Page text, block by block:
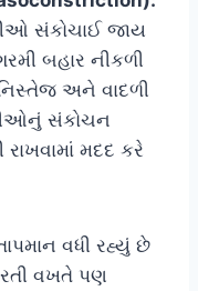
સંકોચાઈ જાય
બહાર નીકળી
અને વાદળી
સંકોચન
મદદ કરે
વધી રહ્યું છે
વખતે પણ